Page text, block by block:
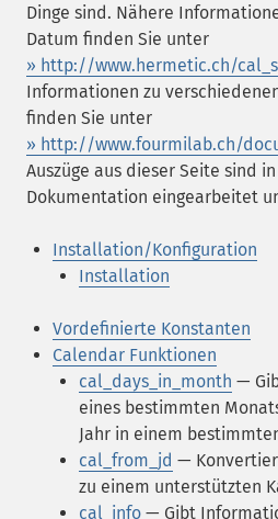
Dinge sind. Nähere
Datum finden Sie unter
» http://www.hermetic.ch/
Informationen zu
finden Sie unter
» http://www.fourmilab.ch/
Auszüge aus dieser Seite sind
Dokumentation eingearbeitet
Installation/Konfiguration
Installation
Vordefinierte Konstanten
Calendar Funktionen
cal_days_in_month —
eines bestimmten
Jahr in einem
cal_from_jd —
zu einem unterstützten
cal_info — Gibt